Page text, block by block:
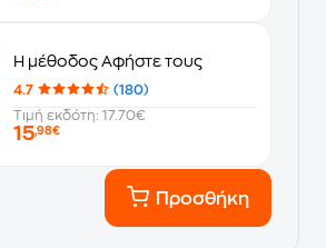
Η μέθοδος Αφήστε τους
4.7
(180)
Τιμή εκδότη: 17.70€
15,98€
Προσθήκη